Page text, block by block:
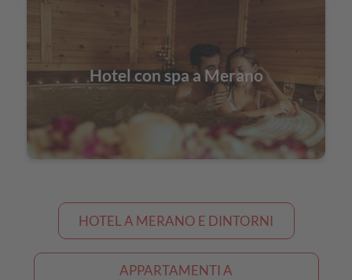
Hotel con spa a Merano
HOTEL A MERANO E DINTORNI
APPARTAMENTI A